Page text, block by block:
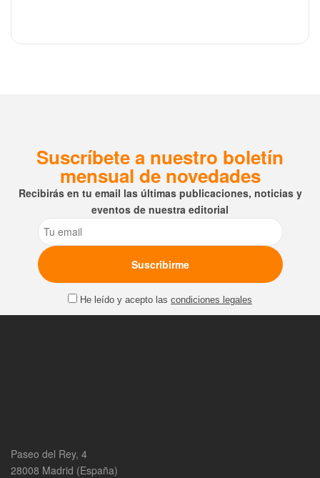
Suscríbete a nuestro boletín
mensual de novedades
Recibirás en tu email las últimas publicaciones, noticias y
eventos de nuestra editorial
Email
He leído y acepto las condiciones legales
Paseo del Rey, 4
28008 Madrid (España)